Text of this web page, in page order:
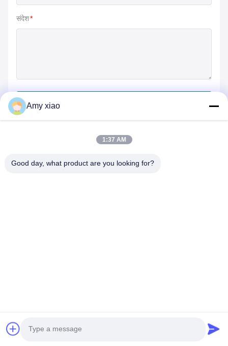
संदेश*
TECHNOLOGY CO.,LTD. सर्वाधिकार सुरक्षित।
Amy xiao
1:37 AM
Good day, what product are you looking for?